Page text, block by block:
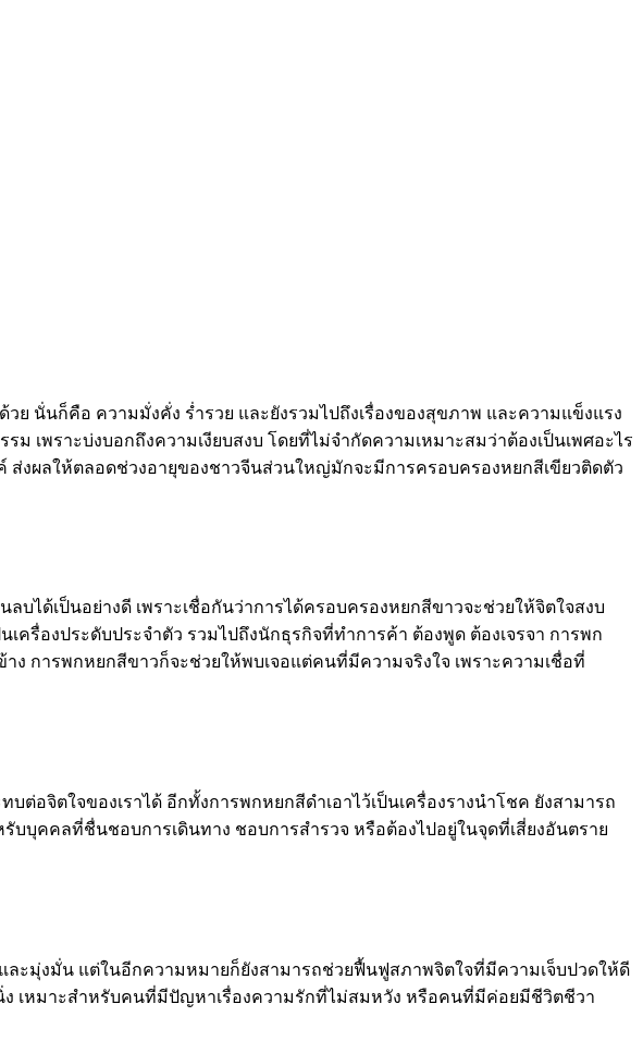
ย นั่นก็คือ ความมั่งคั่ง ร่ำรวย และยังรวมไปถึงเรื่องของสุขภาพ และความแข็งแรง
เพราะบ่งบอกถึงความเงียบสงบ โดยที่ไม่จำกัดความเหมาะสมว่าต้องเป็นเพศอะไร
งผลให้ตลอดช่วงอายุของชาวจีนส่วนใหญ่มักจะมีการครอบครองหยกสีเขียวติดตัว
ได้เป็นอย่างดี เพราะเชื่อกันว่าการได้ครอบครองหยกสีขาวจะช่วยให้จิตใจสงบ
ครื่องประดับประจำตัว รวมไปถึงนักธุรกิจที่ทำการค้า ต้องพูด ต้องเจรจา การพก
การพกหยกสีขาวก็จะช่วยให้พบเจอแต่คนที่มีความจริงใจ เพราะความเชื่อที่
อจิตใจของเราได้ อีกทั้งการพกหยกสีดำเอาไว้เป็นเครื่องรางนำโชค ยังสามารถ
บบุคคลที่ชื่นชอบการเดินทาง ชอบการสำรวจ หรือต้องไปอยู่ในจุดที่เสี่ยงอันตราย
ละมุ่งมั่น แต่ในอีกความหมายก็ยังสามารถช่วยฟื้นฟูสภาพจิตใจที่มีความเจ็บปวดให้ดี
เหมาะสำหรับคนที่มีปัญหาเรื่องความรักที่ไม่สมหวัง หรือคนที่มีค่อยมีชีวิตชีวา